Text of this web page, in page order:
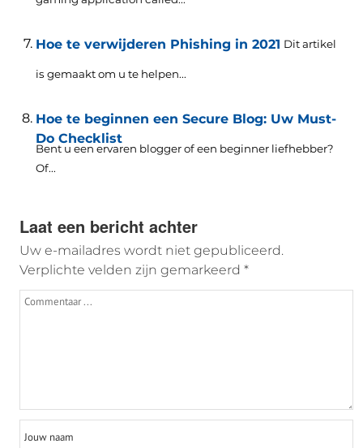
Hoe te verwijderen Phishing in 2021 Dit artikel
is gemaakt om u te helpen...
Hoe te beginnen een Secure Blog: Uw Must-
Do Checklist
Bent u een ervaren blogger of een beginner liefhebber?
Of...
Laat een bericht achter
Uw e-mailadres wordt niet gepubliceerd.
Verplichte velden zijn gemarkeerd *